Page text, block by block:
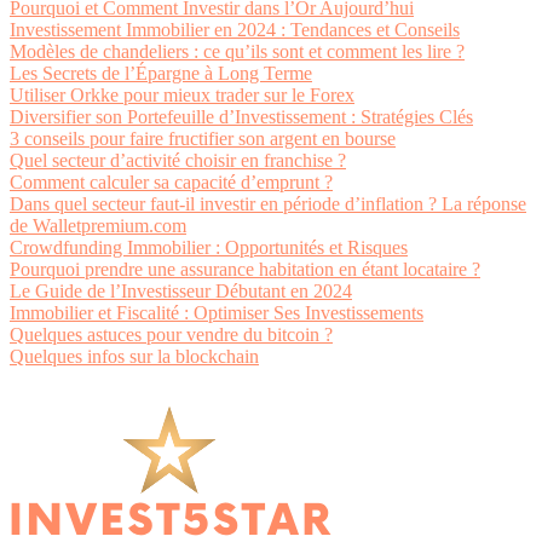
Pourquoi et Comment Investir dans l’Or Aujourd’hui
Investissement Immobilier en 2024 : Tendances et Conseils
Modèles de chandeliers : ce qu’ils sont et comment les lire ?
Les Secrets de l’Épargne à Long Terme
Utiliser Orkke pour mieux trader sur le Forex
Diversifier son Portefeuille d’Investissement : Stratégies Clés
3 conseils pour faire fructifier son argent en bourse
Quel secteur d’activité choisir en franchise ?
Comment calculer sa capacité d’emprunt ?
Dans quel secteur faut-il investir en période d’inflation ? La réponse
de Walletpremium.com
Crowdfunding Immobilier : Opportunités et Risques
Pourquoi prendre une assurance habitation en étant locataire ?
Le Guide de l’Investisseur Débutant en 2024
Immobilier et Fiscalité : Optimiser Ses Investissements
Quelques astuces pour vendre du bitcoin ?
Quelques infos sur la blockchain